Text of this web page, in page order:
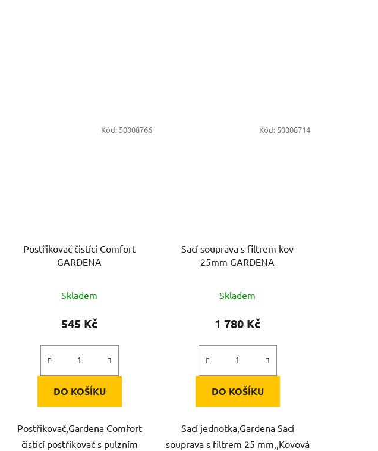
Postřikovač čistící Comfort
GARDENA
Skladem
545 Kč
DO KOŠÍKU
Postřikovač,Gardena Comfort
čisticí postřikovač s pulzním
Kód: 50008766
Sací souprava s filtrem kov
25mm GARDENA
Skladem
1 780 Kč
DO KOŠÍKU
Sací jednotka,Gardena Sací
souprava s filtrem 25 mm,,Kovová
Kód: 50008714